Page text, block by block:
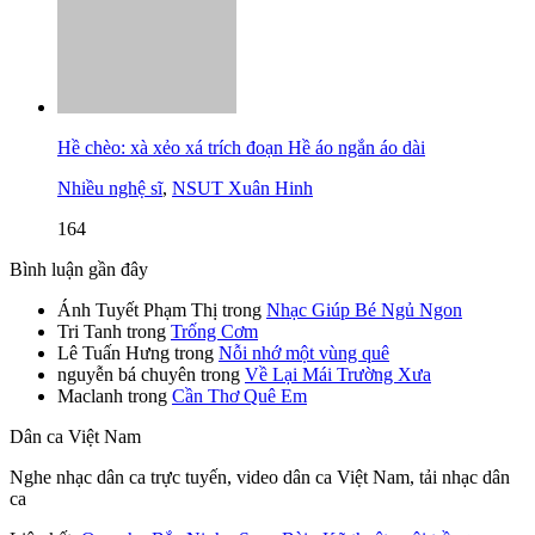
Hề chèo: xà xẻo xá trích đoạn Hề áo ngắn áo dài
Nhiều nghệ sĩ, NSUT Xuân Hinh
164
Bình luận gần đây
Ánh Tuyết Phạm Thị trong Nhạc Giúp Bé Ngủ Ngon
Tri Tanh trong Trống Cơm
Lê Tuấn Hưng trong Nỗi nhớ một vùng quê
nguyễn bá chuyên trong Về Lại Mái Trường Xưa
Maclanh trong Cần Thơ Quê Em
Dân ca Việt Nam
Nghe nhạc dân ca trực tuyến, video dân ca Việt Nam, tải nhạc dân
ca